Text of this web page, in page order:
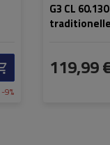
-9%
G3 CL
119,99